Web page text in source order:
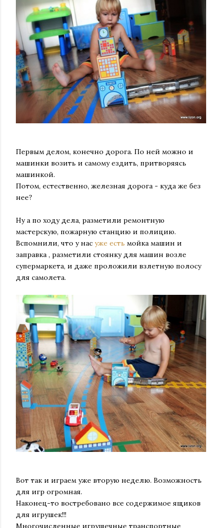
Первым делом, конечно дорога. По ней можно и
машинки возить и самому ездить, притворяясь
машинкой.
Потом, естественно, железная дорога - куда же без
нее?
Ну а по ходу дела, разметили ремонтную
мастерскую, пожарную станцию и полицию.
Вспомнили, что у нас уже есть мойка машин и
заправка , разметили стоянку для машин возле
супермаркета, и даже проложили взлетную полосу
для самолета.
Вот так и играем уже вторую неделю. Возможность
для игр огромная.
Наконец-то востребовано все содержимое ящиков
для игрушек!!!
Многочисленные игрушечные транспортные